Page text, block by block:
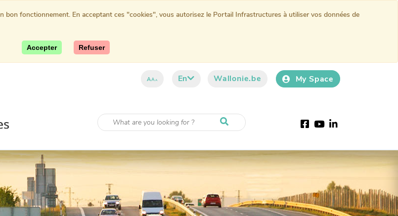
AAA En Wallonie.be My Space
Facebook
YoutubeLinkedIn
fonctionnement. En acceptant ces "cookies", vous autorisez le Portail Infrastructures à utiliser vos données de
Accepter Refuser